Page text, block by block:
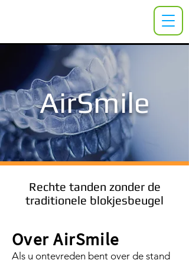
AirSmile
Rechte tanden zonder de
traditionele blokjesbeugel
Over AirSmile
Als u ontevreden bent over de stand